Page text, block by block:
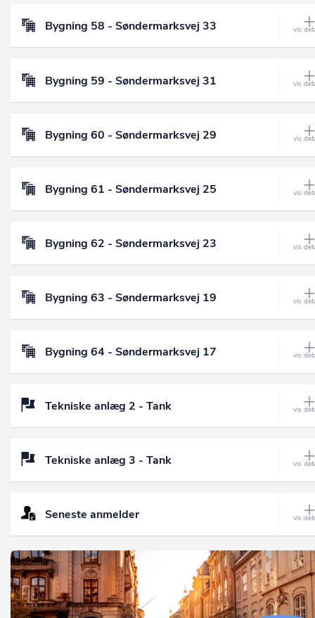
Bygning 58 - Søndermarksvej 33
Bygning 59 - Søndermarksvej 31
Bygning 60 - Søndermarksvej 29
Bygning 61 - Søndermarksvej 25
Bygning 62 - Søndermarksvej 23
Bygning 63 - Søndermarksvej 19
Bygning 64 - Søndermarksvej 17
Tekniske anlæg 2 - Tank
Tekniske anlæg 3 - Tank
Seneste anmelder